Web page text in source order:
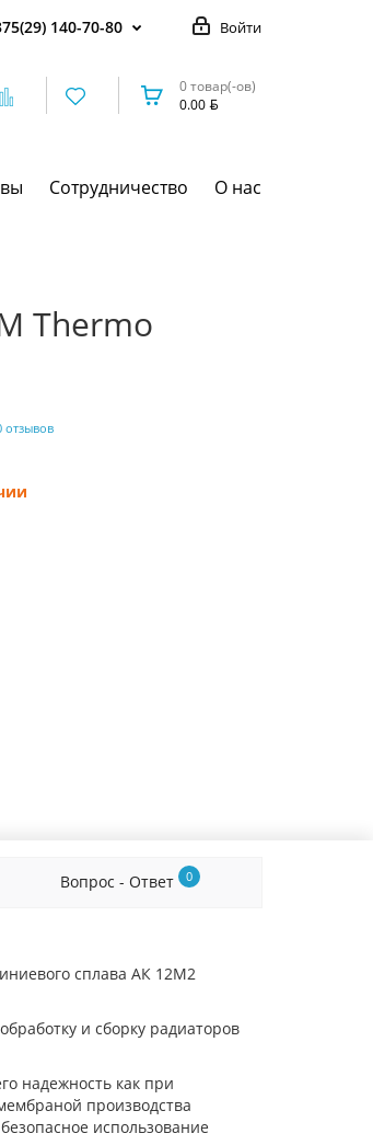
Войти
140-70-80
0 товар(-ов)
0.00
Сотрудничество О нас
Thermo
отзывов
Вопрос - Ответ 0
сплава АК 12М2
и сборку радиаторов
надежность как при
производства
использование